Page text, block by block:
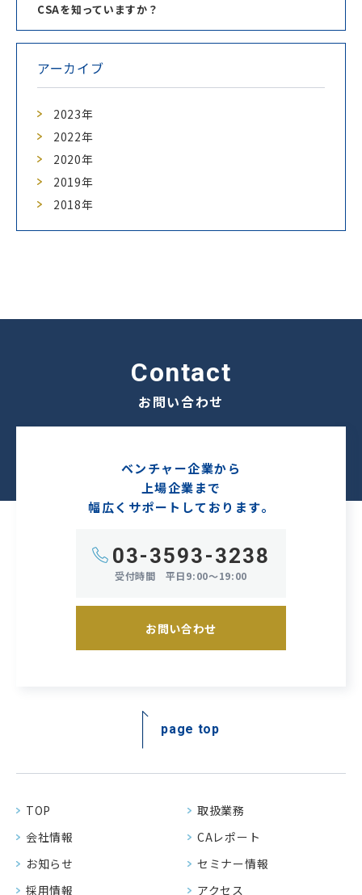
CSAを知っていますか？
アーカイブ
2023年
2022年
2020年
2019年
2018年
contact
お問い合わせ
ベンチャー企業から
上場企業まで
幅広くサポートしております。
03-3593-3238
受付時間 平日9:00～19:00
お問い合わせ
page top
TOP
取扱業務
会社情報
CAレポート
お知らせ
セミナー情報
採用情報
アクセス